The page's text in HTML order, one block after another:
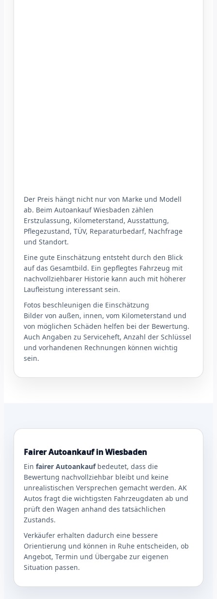
Der Preis hängt nicht nur von Marke und Modell
ab. Beim Autoankauf Wiesbaden zählen
Erstzulassung, Kilometerstand, Ausstattung,
Pflegezustand, TÜV, Reparaturbedarf, Nachfrage
und Standort.
Eine gute Einschätzung entsteht durch den Blick
auf das Gesamtbild. Ein gepflegtes Fahrzeug mit
nachvollziehbarer Historie kann auch mit höherer
Laufleistung interessant sein.
Fotos beschleunigen die Einschätzung
Bilder von außen, innen, vom Kilometerstand und
von möglichen Schäden helfen bei der Bewertung.
Auch Angaben zu Serviceheft, Anzahl der Schlüssel
und vorhandenen Rechnungen können wichtig
sein.
Fairer Autoankauf in Wiesbaden
Ein fairer Autoankaufbedeutet, dass die
Bewertung nachvollziehbar bleibt und keine
unrealistischen Versprechen gemacht werden. AK
Autos fragt die wichtigsten Fahrzeugdaten ab und
prüft den Wagen anhand des tatsächlichen
Zustands.
Verkäufer erhalten dadurch eine bessere
Orientierung und können in Ruhe entscheiden, ob
Angebot, Termin und Übergabe zur eigenen
Situation passen.